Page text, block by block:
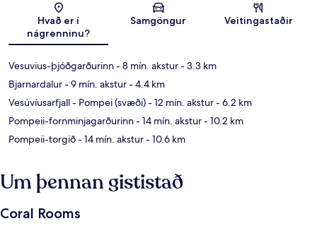
Kort
Hvað er í
nágrenninu?
Samgöngur Veitingastaðir
Vesuvius-þjóðgarðurinn- 8 mín. akstur- 3.3 km
Bjarnardalur- 9 mín. akstur- 4.4 km
Vesúvíusarfjall - Pompei (svæði)- 12 mín. akstur- 6.2 km
Pompeii-fornminjagarðurinn- 14 mín. akstur- 10.2 km
Pompeii-torgið- 14 mín. akstur- 10.6 km
Um þennan gististað
Coral Rooms